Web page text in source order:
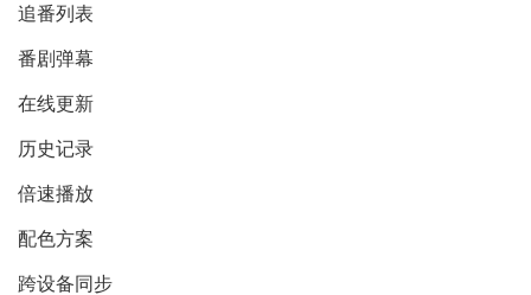
追番列表
番剧弹幕
在线更新
历史记录
倍速播放
配色方案
跨设备同步